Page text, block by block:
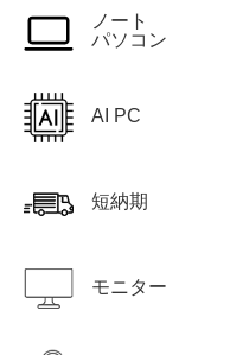
ノート
パソコン
AI PC
短納期
モニター